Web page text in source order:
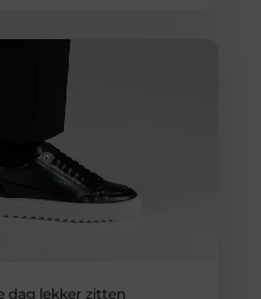
dag lekker zitten